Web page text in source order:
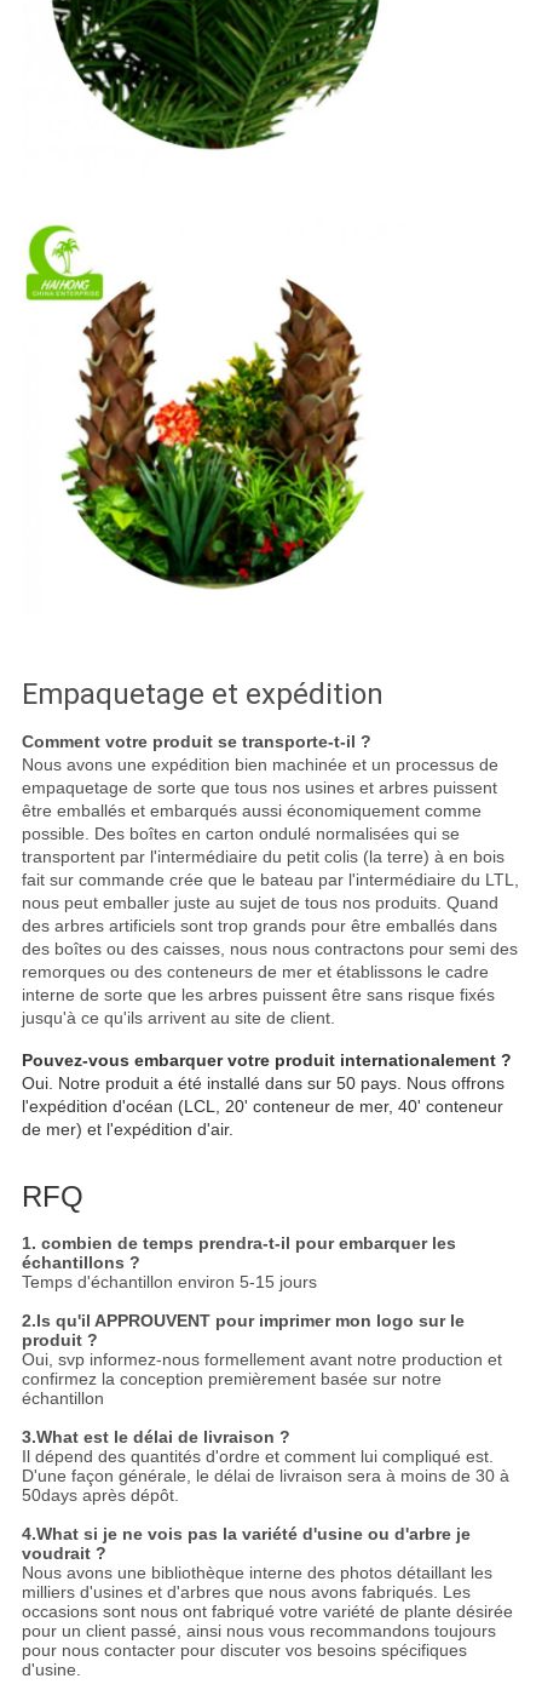
Empaquetage et expédition
Comment votre produit se transporte-t-il ?
Nous avons une expédition bien machinée et un processus de
empaquetage de sorte que tous nos usines et arbres puissent
être emballés et embarqués aussi économiquement comme
possible. Des boîtes en carton ondulé normalisées qui se
transportent par l'intermédiaire du petit colis (la terre) à en bois
fait sur commande crée que le bateau par l'intermédiaire du LTL,
nous peut emballer juste au sujet de tous nos produits. Quand
des arbres artificiels sont trop grands pour être emballés dans
des boîtes ou des caisses, nous nous contractons pour semi des
remorques ou des conteneurs de mer et établissons le cadre
interne de sorte que les arbres puissent être sans risque fixés
jusqu'à ce qu'ils arrivent au site de client.
Pouvez-vous embarquer votre produit internationalement ?
Oui. Notre produit a été installé dans sur 50 pays. Nous offrons
l'expédition d'océan (LCL, 20' conteneur de mer, 40' conteneur
de mer) et l'expédition d'air.
RFQ
1. combien de temps prendra-t-il pour embarquer les
échantillons ?
Temps d'échantillon environ 5-15 jours
2.Is qu'il APPROUVENT pour imprimer mon logo sur le
produit ?
Oui, svp informez-nous formellement avant notre production et
confirmez la conception premièrement basée sur notre
échantillon
3.What est le délai de livraison ?
Il dépend des quantités d'ordre et comment lui compliqué est.
D'une façon générale, le délai de livraison sera à moins de 30 à
50days après dépôt.
4.What si je ne vois pas la variété d'usine ou d'arbre je
voudrait ?
Nous avons une bibliothèque interne des photos détaillant les
milliers d'usines et d'arbres que nous avons fabriqués. Les
occasions sont nous ont fabriqué votre variété de plante désirée
pour un client passé, ainsi nous vous recommandons toujours
pour nous contacter pour discuter vos besoins spécifiques
d'usine.